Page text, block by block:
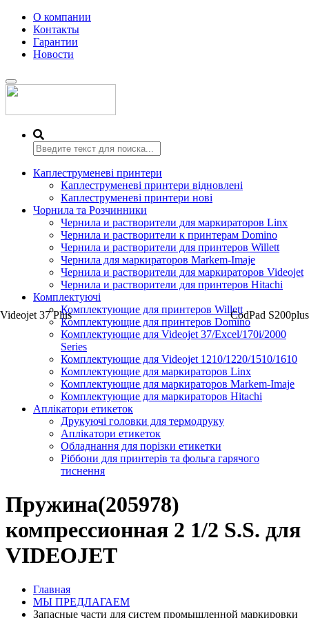
О компании
Контакты
Гарантии
Новости
Переключить
навигацию
Каплеструменеві принтери
Каплеструменеві принтери відновлені
Каплеструменеві принтери нові
Чорнила та Розчинники
Чернила и растворители для маркираторов Linx
Чернила и растворители к принтерам Domino
Чернила и растворители для принтеров Willett
Чернила для маркираторов Markem-Imaje
Чернила и растворители для маркираторов Videojet
Чернила и растворители для принтеров Hitachi
Комплектуючі
Комплектующие для принтеров Willett
Комплектующие для принтеров Domino
Комплектующие для Videojet 37/Excel/170i/2000
Series
Комплектующие для Videojet 1210/1220/1510/1610
Комплектующие для маркираторов Linx
Комплектующие для маркираторов Markem-Imaje
Комплектующие для маркираторов Hitachi
Аплікатори етикеток
Друкуючі головки для термодруку
Аплікатори етикеток
Обладнання для порізки етикетки
Ріббони для принтерів та фольга гарячого
тиснення
Пружина(205978)
компрессионная 2 1/2 S.S. для
VIDEOJET
Главная
МЫ ПРЕДЛАГАЕМ
Запасные части для систем промышленной маркировки
Videojet 37 Plus CodPad S200plus